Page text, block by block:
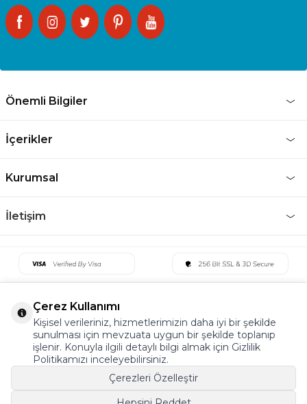
Önemli Bilgiler
İçerikler
Kurumsal
İletişim
Çerez Kullanımı
Kişisel verileriniz, hizmetlerimizin daha iyi bir şekilde
sunulması için mevzuata uygun bir şekilde toplanıp
işlenir. Konuyla ilgili detaylı bilgi almak için Gizlilik
Politikamızı inceleyebilirsiniz.
Çerezleri Özelleştir